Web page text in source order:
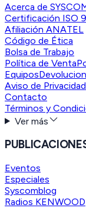
Acerca de
Certificación ISO
Afiliación ANATEL
Código de Ética
Bolsa de Trabajo
Política de Venta
Equipos
Aviso de Privacidad
Contacto
Términos y
Ver más
Eventos
Especiales
Syscomblog
Radios KENWOOD